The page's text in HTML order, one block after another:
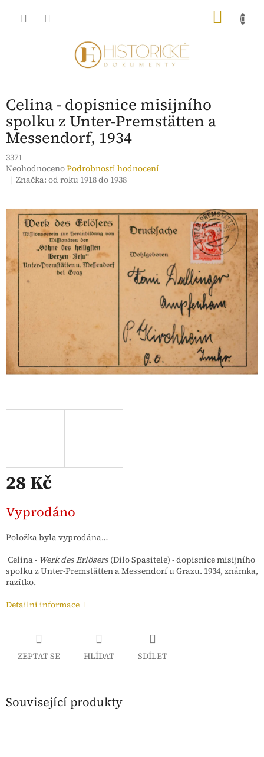
Celina - dopisnice misijního
spolku z Unter-Premstätten a
Messendorf, 1934
3371
Průměrné
hodnocení
0,0
hvězdiček.
NeohodnocenoPodrobnosti hodnocení
Značka:od roku 1918 do 1938
28 Kč
cena:
Vyprodáno
Položka byla vyprodána…
Celina - Werk des Erlösers (Dílo Spasitele) - dopisnice misijního
spolku z Unter-Premstätten a Messendorf u Grazu. 1934, známka,
razítko.
Detailní informace
ZEPTAT SE HLÍDAT SDÍLET
Související produkty